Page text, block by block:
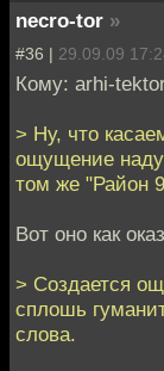
necro-tor »
#36 | 29.09.09
Кому: arhi-
> Ну, что
ощущение
том же "Район
Вот оно как
> Создается
сплошь
слова.